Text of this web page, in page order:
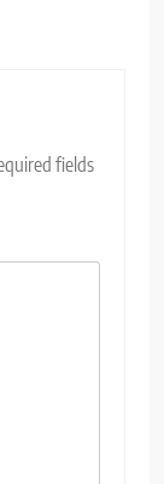
fields